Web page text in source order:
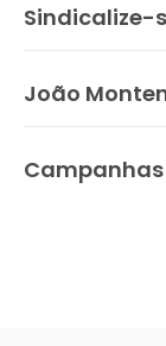
Sindicalize-
João